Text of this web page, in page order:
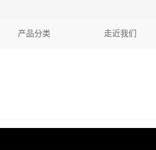
产品分类 走近我们